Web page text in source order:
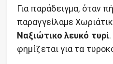
Για παράδειγμα, όταν
παραγγείλαμε
Ναξιώτικο λευκό τυρί
φημίζεται για τα